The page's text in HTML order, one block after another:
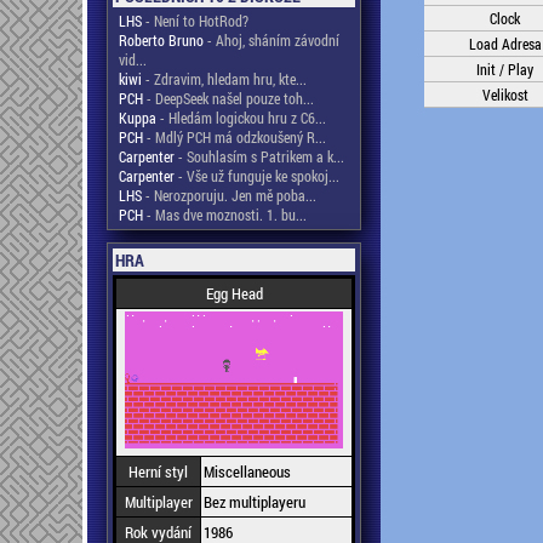
LHS- Není to HotRod?
Roberto Bruno- Ahoj, sháním závodní
vid...
kiwi - Zdravim, hledam hru, kte...
PCH- DeepSeek našel pouze toh...
Kuppa - Hledám logickou hru z C6...
PCH- Mdlý PCH má odzkoušený R...
Carpenter- Souhlasím s Patrikem a k...
Carpenter- Vše už funguje ke spokoj...
LHS- Nerozporuju. Jen mě poba...
PCH- Mas dve moznosti. 1. bu...
HRA
Egg Head
Herní styl
Miscellaneous
Multiplayer Bez multiplayeru
Rok vydání
1986
Clock
Load Adresa
Init / Play
Velikost